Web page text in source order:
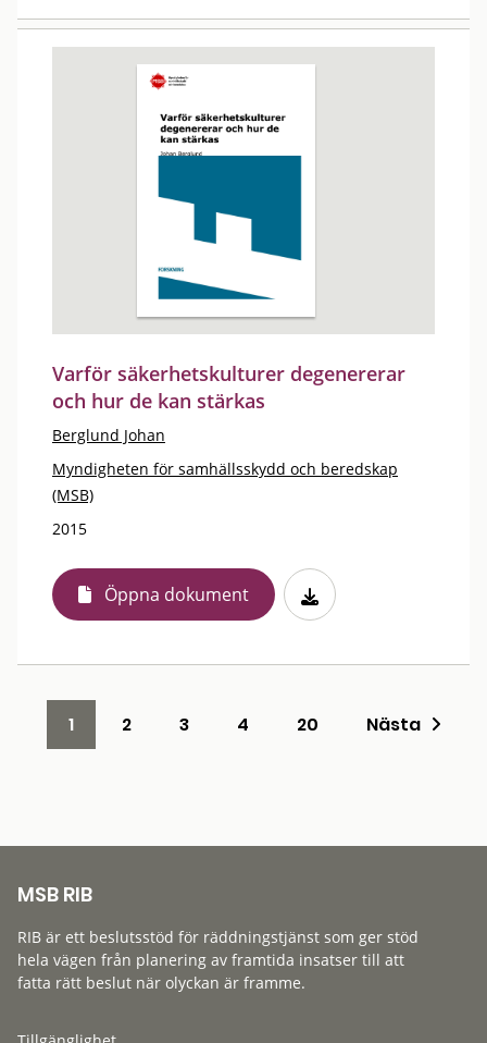
Varför säkerhetskulturer degenererar
och hur de kan stärkas
Berglund Johan
Myndigheten för samhällsskydd och beredskap
(MSB)
2015
Öppna dokument
1 2 3 4 20 Nästa
MSB RIB
RIB är ett beslutsstöd för räddningstjänst som ger stöd
hela vägen från planering av framtida insatser till att
fatta rätt beslut när olyckan är framme.